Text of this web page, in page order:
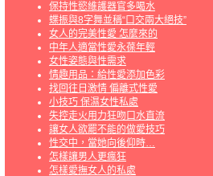
保持性慾維護器官多喝水
蝶振與8字舞並稱“口交兩大絕技”
女人的完美性愛 怎麼來的
中年人適當性愛永葆年輕
女性姿態與性需求
情趣用品：給性愛添加色彩
找回往日激情 偏離式性愛
小技巧 保濕女性私處
失控走火用力狂吻口水直流
讓女人欲罷不能的做愛技巧
性交中，當她向後仰時…
怎樣讓男人更瘋狂
怎樣愛撫女人的私處